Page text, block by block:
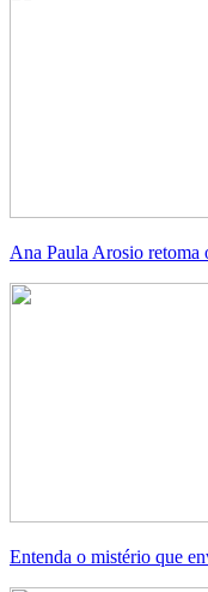
Ana Paula Arosio retoma
Entenda o mistério que